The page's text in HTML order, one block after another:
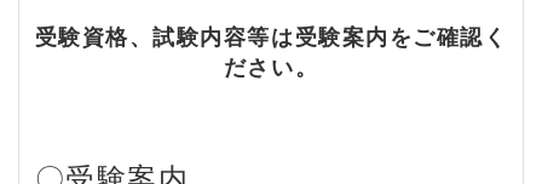
受験資格、試験内容等は受験案内をご確認く
ださい。